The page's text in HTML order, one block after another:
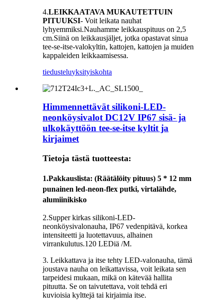
4.LEIKKAATAVA MUKAUTETTUIN
PITUUKSI- Voit leikata nauhat
lyhyemmiksi.Nauhamme leikkauspituus on 2,5
cm.Siinä on leikkausjäljet, jotka opastavat sinua
tee-se-itse-valokyltin, kattojen, kattojen ja muiden
kappaleiden leikkaamisessa.
tiedusteluyksityiskohta
Himmennettävät silikoni-LED-
neonköysivalot DC12V IP67 sisä- ja
ulkokäyttöön tee-se-itse kyltit ja
kirjaimet
Tietoja tästä tuotteesta:
1.Pakkauslista: (Räätälöity pituus) 5 * 12 mm
punainen led-neon-flex putki, virtalähde,
alumiinikisko
2.Supper kirkas silikoni-LED-
neonköysivalonauha, IP67 vedenpitävä, korkea
intensiteetti ja luotettavuus, alhainen
virrankulutus.120 LEDiä /M.
3. Leikkattava ja itse tehty LED-valonauha, tämä
joustava nauha on leikattavissa, voit leikata sen
tarpeidesi mukaan, mikä on kätevää hallita
pituutta. Se on taivutettava, voit tehdä eri
kuvioisia kylttejä tai kirjaimia itse.